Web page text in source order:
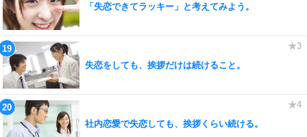
「失恋できてラッキー」と考えてみよう。
失恋をしても、挨拶だけは続けること。
社内恋愛で失恋しても、挨拶くらい続ける。